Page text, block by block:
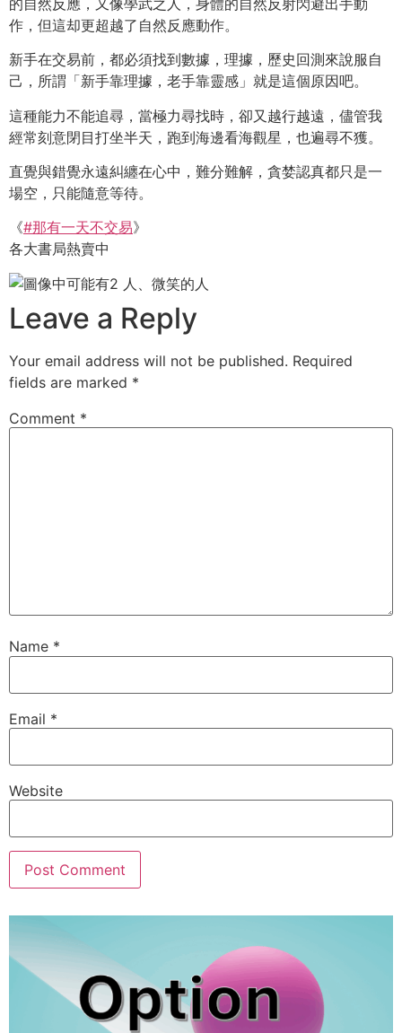
作，但這却更超越了自然反應動作。
新手在交易前，都必須找到數據，理據，歷史回測來說服自
己，所謂「新手靠理據，老手靠靈感」就是這個原因吧。
這種能力不能追尋，當極力尋找時，卻又越行越遠，儘管我
經常刻意閉目打坐半天，跑到海邊看海觀星，也遍尋不獲。
直覺與錯覺永遠糾纏在心中，難分難解，貪婪認真都只是一
場空，只能隨意等待。
《#那有一天不交易》
各大書局熱賣中
Leave a Reply
Your email address will not be published. Required
fields are marked *
Comment *
Name *
Email *
Website